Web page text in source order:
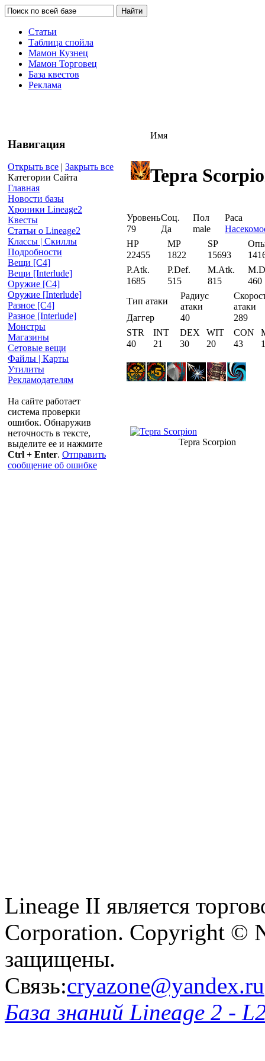
Статьи
Таблица спойла
Мамон Кузнец
Мамон Торговец
База квестов
Реклама
Навигация
Открыть все | Закрыть все
Категории Сайта
Главная
Новости базы
Хроники Lineage2
Квесты
Статьи о Lineage2
Классы | Скиллы
Подробности
Вещи [С4]
Вещи [Interlude]
Оружие [С4]
Оружие [Interlude]
Разное [C4]
Разное [Interlude]
Монстры
Магазины
Сетовые вещи
Файлы | Карты
Утилиты
Рекламодателям
На сайте работает
система проверки
ошибок. Обнаружив
неточность в тексте,
выделите ее и нажмите
Ctrl + Enter. Отправить
сообщение об ошибке
Имя
Tepra
УровеньСоц. Пол
Раса
79
Да male
HP
MP SP
22455
1822 15693
P.Atk.
P.Def. M.Atk.
1685
515 815
460
Тип атаки
Радиус
атаки
атаки
Даггер
40
289
STR
INT DEX WIT CON
40
21 30 20 43
Tepra Scorpion
Lineage II является
Corporation. Copyright ©
защищены.
Связь:cryazone@yandex.ru
База знаний Lineage 2 -